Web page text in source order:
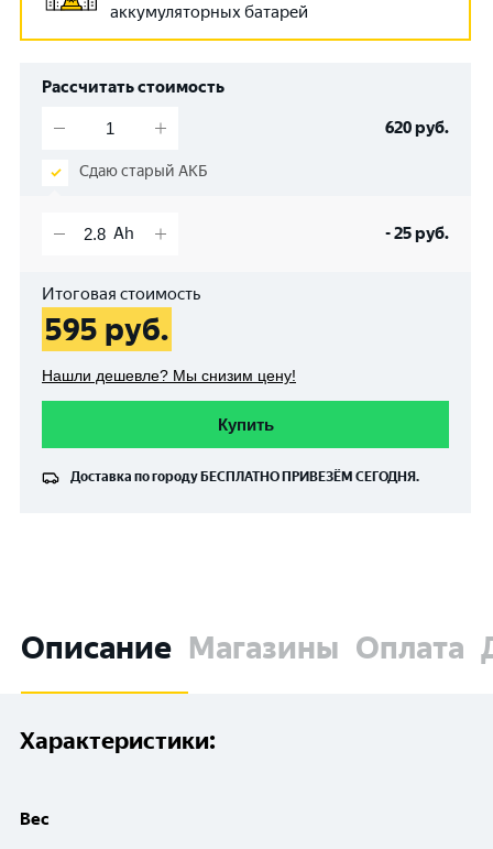
аккумуляторных батарей
Рассчитать стоимость
620руб.
Сдаю старый АКБ
-25руб.
Итоговая стоимость
595 руб.
Нашли дешевле? Мы снизим цену!
Купить
Доставка по городу БЕСПЛАТНО ПРИВЕЗЁМ СЕГОДНЯ.
Описание Магазины Оплата
Характеристики:
Вес